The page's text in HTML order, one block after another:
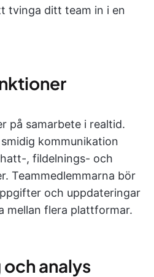
tvinga ditt team in i en
på samarbete i realtid.
kommunikation
, fildelnings- och
Teammedlemmarna bör
och uppdateringar
mellan flera plattformar.
analys